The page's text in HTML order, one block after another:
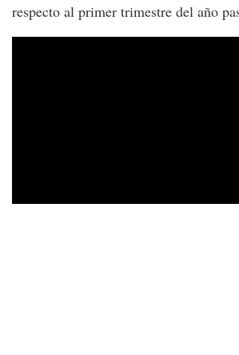
respecto al primer trimestre del año